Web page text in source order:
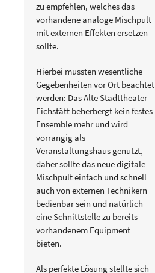
zu empfehlen, welches das
vorhandene analoge Mischpult
mit externen Effekten ersetzen
sollte.
Hierbei mussten wesentliche
Gegebenheiten vor Ort beachtet
werden: Das Alte Stadttheater
Eichstätt beherbergt kein festes
Ensemble mehr und wird
vorrangig als
Veranstaltungshaus genutzt,
daher sollte das neue digitale
Mischpult einfach und schnell
auch von externen Technikern
bedienbar sein und natürlich
eine Schnittstelle zu bereits
vorhandenem Equipment
bieten.
Als perfekte Lösung stellte sich